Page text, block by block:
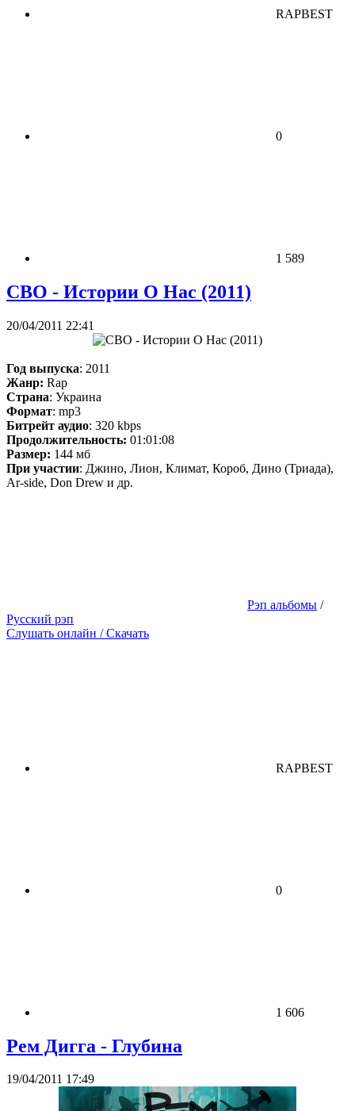
RAPBEST
0
1 589
СВО - Истории О Нас (2011)
20/04/2011 22:41
Год выпуска: 2011
Жанр: Rap
Страна: Украина
Формат: mp3
Битрейт аудио: 320 kbps
Продолжительность: 01:01:08
Размер: 144 мб
При участии: Джино, Лион, Климат, Короб, Дино (Триада),
Ar-side, Don Drew и др.
Рэп альбомы /
Русский рэп
Слушать онлайн / Скачать
RAPBEST
0
1 606
Рем Дигга - Глубина
19/04/2011 17:49